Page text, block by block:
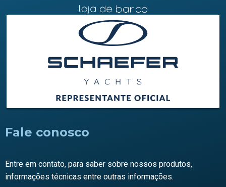
Fale conosco
Entre em contato, para saber sobre nossos produtos,
informações técnicas entre outras informações.